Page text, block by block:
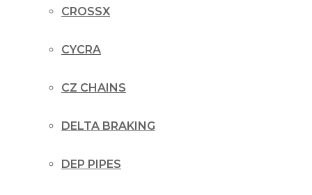
CROSSX
CYCRA
CZ CHAINS
DELTA BRAKING
DEP PIPES